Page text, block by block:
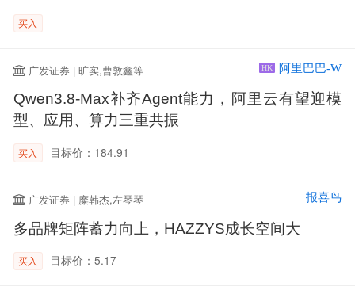
买入
广发证券 | 旷实,曹敦鑫等 HK 阿里巴巴-W
Qwen3.8-Max补齐Agent能力，阿里云有望迎模
型、应用、算力三重共振
买入 目标价：184.91
广发证券 | 糜韩杰,左琴琴 报喜鸟
多品牌矩阵蓄力向上，HAZZYS成长空间大
买入 目标价：5.17